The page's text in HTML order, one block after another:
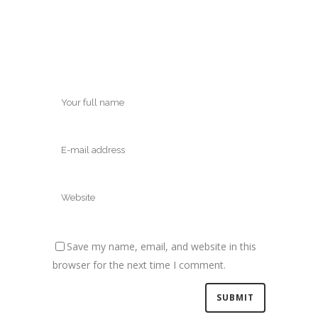
Save my name, email, and website in this
browser for the next time I comment.